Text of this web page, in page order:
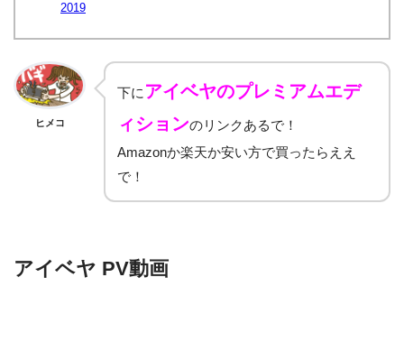
2019
ヒメコ
下に アイベヤのプレミアムエデ
ィションのリンクあるで！
Amazonか楽天か安い方で買ったらええ
で！
アイベヤ PV動画